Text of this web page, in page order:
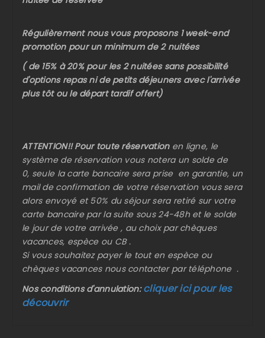
Régulièrement nous vous proposons 1 week-end
promotion pour un minimum de 2 nuitées
( de 15% à 20% pour les 2 nuitées sans possibilité
d'options repas ni de petits déjeuners avec l'arrivée
plus tôt ou le départ tardif offert)
ATTENTION!! Pour toute réservationen ligne, le
système de réservation vous notera un solde de
0, seule la carte bancaire sera prise en garantie, un
mail de confirmation de votre réservation vous sera
alors envoyé et 50% du séjour sera retiré sur votre
carte bancaire par la suite sous 24-48h et le solde
le jour de votre arrivée , au choix par chèques
vacances, espèce ou CB .
Si vous souhaitez payer le tout en espèce ou
chèques vacances nous contacter par téléphone .
Nos conditions d'annulation:cliquer ici pour les
découvrir